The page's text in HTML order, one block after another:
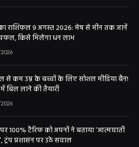
राशिफल 9 अगस्त 2026: मेष से मीन तक जानें
किसे मिलेगा धन लाभ
से कम उम्र के बच्चों के लिए सोशल मीडिया बैन!
बिल लाने की तैयारी
100% टैरिफ को अपनों ने बताया ‘आत्मघाती
ट्रंप प्रशासन पर उठे सवाल